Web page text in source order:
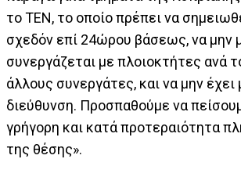
το ΤΕΝ, το οποίο πρέπει να
σχεδόν επί 24ώρου βάσεως, να μην
συνεργάζεται με πλοιοκτήτες ανά
άλλους συνεργάτες, και να μην έχει
διεύθυνση. Προσπαθούμε να
γρήγορη και κατά προτεραιότητα
της θέσης».